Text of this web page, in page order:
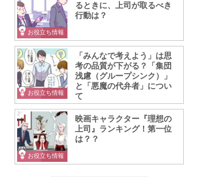
お役立ち情報
るときに、上司が取るべき
行動は？
お役立ち情報
「みんなで考えよう」は思
考の品質が下がる？「集団
浅慮（グループシンク）」
と「悪魔の代弁者」につい
て
お役立ち情報
映画キャラクター『理想の
上司』ランキング！第一位
は？？